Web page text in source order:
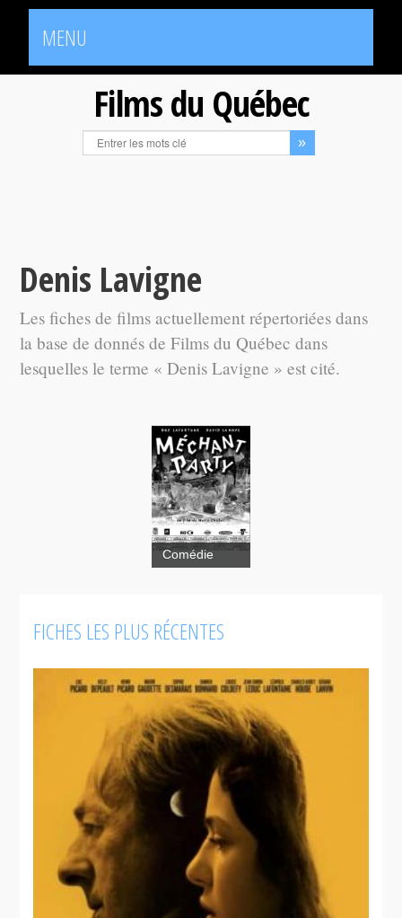
MENU
Films du Québec
Denis Lavigne
Les fiches de films actuellement répertoriées dans
la base de donnés de Films du Québec dans
lesquelles le terme « Denis Lavigne » est cité.
Méchant
Comédie
FICHES LES PLUS RÉCENTES